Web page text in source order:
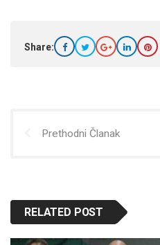
Share:
Prethodni Članak
RELATED POST